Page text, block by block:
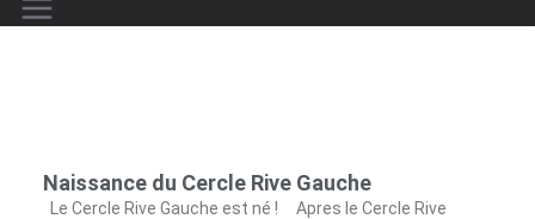
Naissance du Cercle Rive Gauche
Le Cercle Rive Gauche est né ! Apres le Cercle Rive